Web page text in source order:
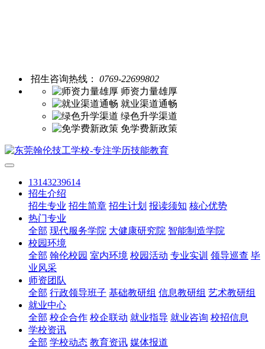
招生咨询热线：
0769-22699802
师资力量雄厚
就业渠道通畅
绿色升学渠道
免学费新政策
13143239614
招生介绍
招生专业 招生简章 招生计划 报读须知 核心优势
热门专业
全部 现代服务学院 大健康研究院 智能制造学院
校园环境
全部 翰伦校园 室内环境 校园活动 专业实训 领导巡查 毕
业风采
师资团队
全部 行政领导班子 基础教研组 信息教研组 艺术教研组
就业中心
全部 校企合作 校企联动 就业指导 就业咨询 校招信息
学校资讯
全部 学校动态 教育资讯 媒体报道